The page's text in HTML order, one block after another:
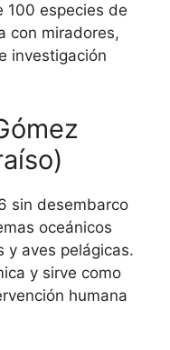
100 especies de
con miradores,
investigación
sin desembarco
oceánicos
y aves pelágicas.
y sirve como
humana